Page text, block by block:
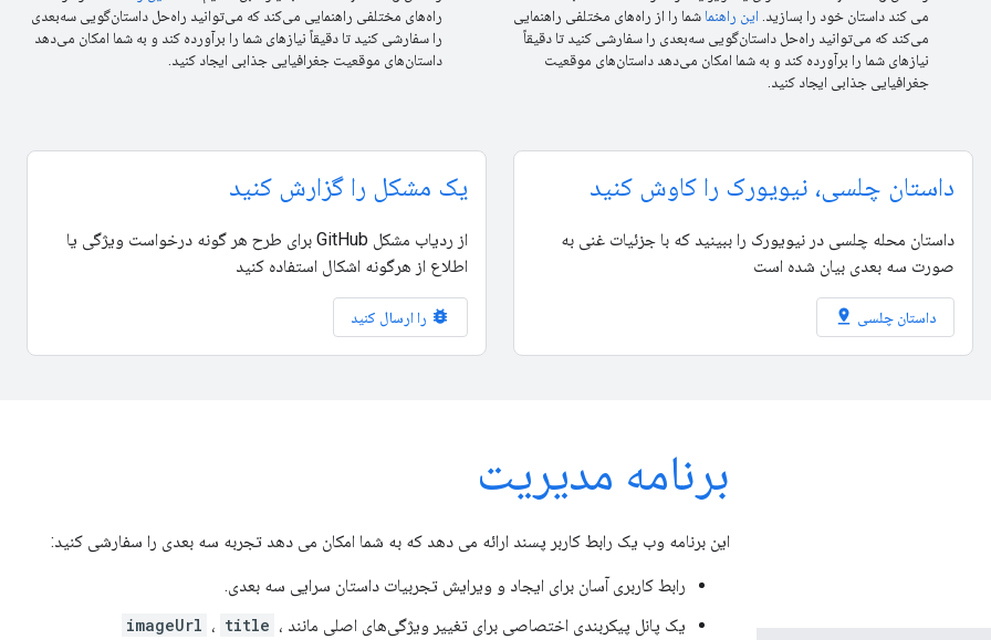
می کند داستان خود را بسازید. این راهنما شما را از راه‌های مختلفی راهنمایی
می‌کند که می‌توانید راه‌حل داستان‌گویی سه‌بعدی را سفارشی کنید تا دقیقاً
نیازهای شما را برآورده کند و به شما امکان می‌دهد داستان‌های موقعیت
جغرافیایی جذابی ایجاد کنید.
راه‌های مختلفی راهنمایی می‌کند که می‌توانید راه‌حل داستان‌گویی سه‌بعدی
را سفارشی کنید تا دقیقاً نیازهای شما را برآورده کند و به شما امکان می‌دهد
داستان‌های موقعیت جغرافیایی جذابی ایجاد کنید.
داستان چلسی، نیویورک را کاوش کنید
داستان محله چلسی در نیویورک را ببینید که با جزئیات غنی به
صورت سه بعدی بیان شده است
داستان چلسی pin_drop
یک مشکل را گزارش کنید
از ردیاب مشکل GitHub برای طرح هر گونه درخواست ویژگی یا
اطلاع از هرگونه اشکال استفاده کنید
bug_report را ارسال کنید
برنامه مدیریت
این برنامه وب یک رابط کاربر پسند ارائه می دهد که به شما امکان می دهد تجربه سه بعدی را سفارشی کنید:
رابط کاربری آسان برای ایجاد و ویرایش تجربیات داستان سرایی سه بعدی.
یک پانل پیکربندی اختصاصی برای تغییر ویژگی‌های اصلی مانند
imageUrl ، title ،